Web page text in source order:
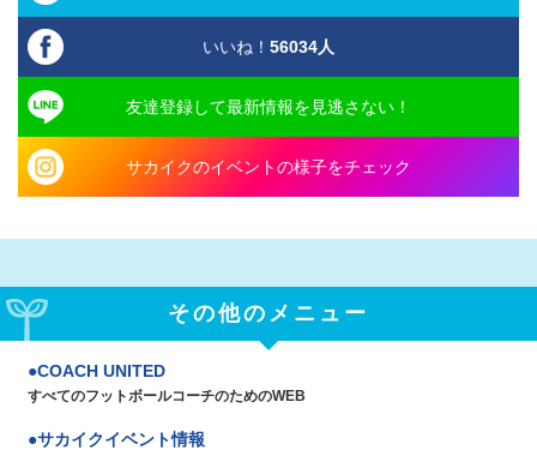
いいね！ 56034人
友達登録して最新情報を見逃さない！
サカイクのイベントの様子をチェック
その他のメニュー
COACH UNITED
すべてのフットボールコーチのためのWEB
サカイクイベント情報